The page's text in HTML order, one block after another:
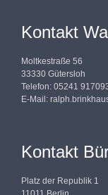
Kontakt
Moltkestraße 56
33330 Gütersloh
Telefon: 05241
E-Mail:
Kontakt
Platz der Republik 1